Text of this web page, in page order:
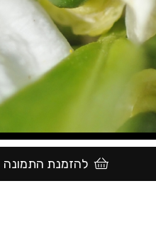
להזמנת התמונה